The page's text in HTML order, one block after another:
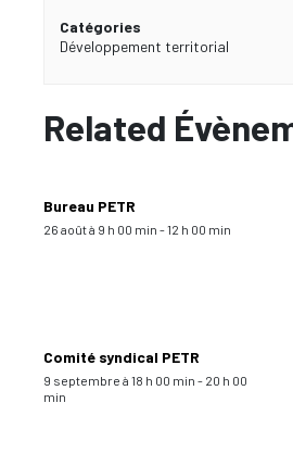
Catégories
Développement territorial
Related
Bureau PETR
26 août à 9 h 00 min -12 h 00 min
Comité syndical PETR
9 septembre à 18 h 00 min - 20 h 00
min